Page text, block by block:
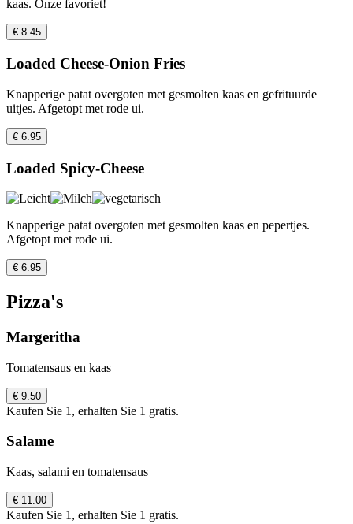
kaas. Onze favoriet!
€ 8.45
Loaded Cheese-Onion Fries
Knapperige patat overgoten met gesmolten kaas en gefrituurde
uitjes. Afgetopt met rode ui.
€ 6.95
Loaded Spicy-Cheese
Knapperige patat overgoten met gesmolten kaas en pepertjes.
Afgetopt met rode ui.
€ 6.95
Pizza's
Margeritha
Tomatensaus en kaas
€ 9.50
Kaufen Sie 1, erhalten Sie 1 gratis.
Salame
Kaas, salami en tomatensaus
€ 11.00
Kaufen Sie 1, erhalten Sie 1 gratis.